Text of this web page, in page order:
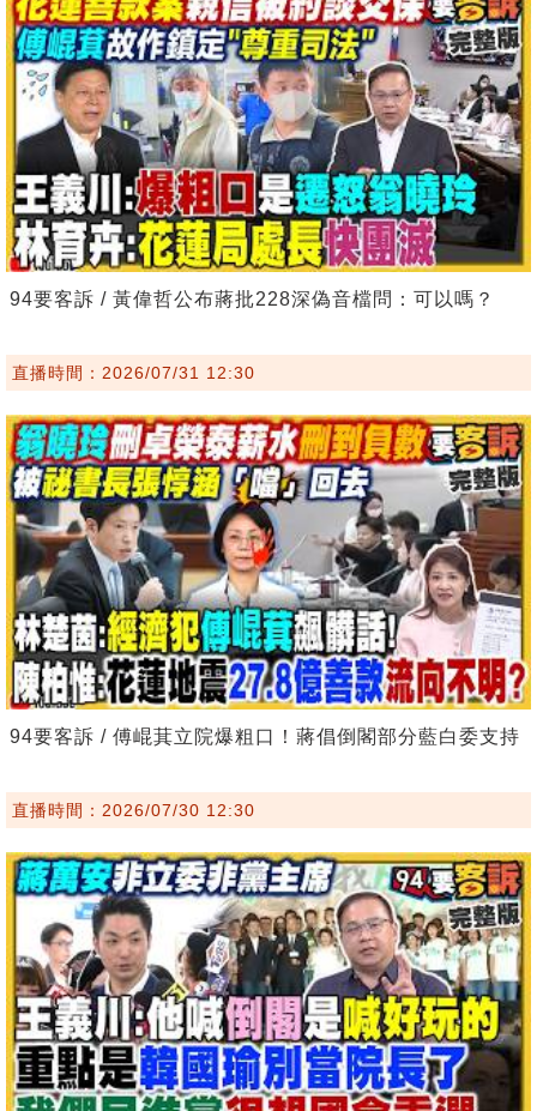
94要客訴 / 黃偉哲公布蔣批228深偽音檔問：可以嗎？
直播時間：2026/07/31 12:30
94要客訴 / 傅崐萁立院爆粗口！蔣倡倒閣部分藍白委支持
直播時間：2026/07/30 12:30